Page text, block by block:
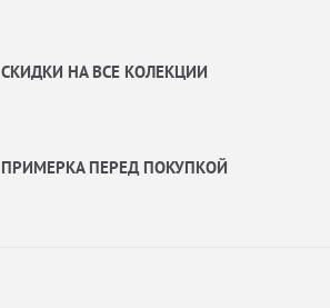
СКИДКИ НА ВСЕ КОЛЕКЦИИ
ПРИМЕРКА ПЕРЕД ПОКУПКОЙ